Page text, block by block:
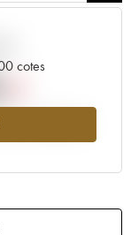
cotes
par rapport à